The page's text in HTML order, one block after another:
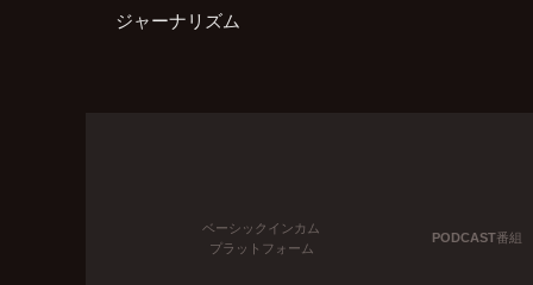
ジャーナリズム
ベーシックインカム
プラットフォーム
PODCAST番組